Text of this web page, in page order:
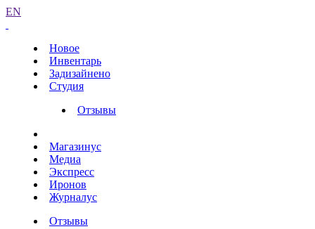
EN
Новое
Инвентарь
Задизайнено
Студия
Отзывы
Магазинус
Медиа
Экспресс
Иронов
Журналус
Отзывы